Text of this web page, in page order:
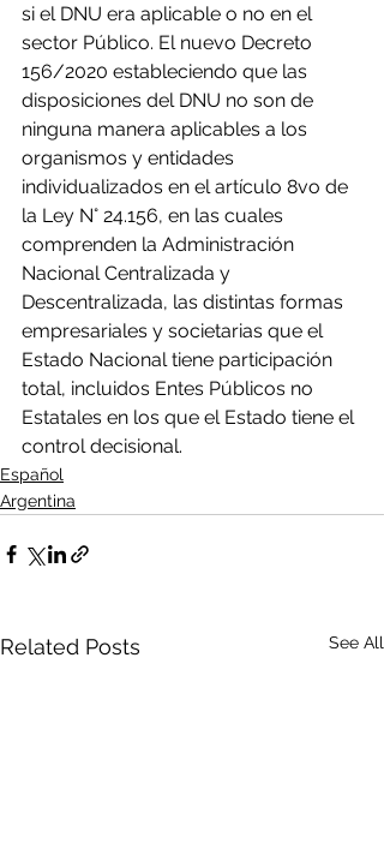
si el DNU era aplicable o no en el
sector Público. El nuevo Decreto
156/2020 estableciendo que las
disposiciones del DNU no son de
ninguna manera aplicables a los
organismos y entidades
individualizados en el artículo 8vo de
la Ley N° 24.156, en las cuales
comprenden la Administración
Nacional Centralizada y
Descentralizada, las distintas formas
empresariales y societarias que el
Estado Nacional tiene participación
total, incluidos Entes Públicos no
Estatales en los que el Estado tiene el
control decisional.
Español
Argentina
Related Posts See All